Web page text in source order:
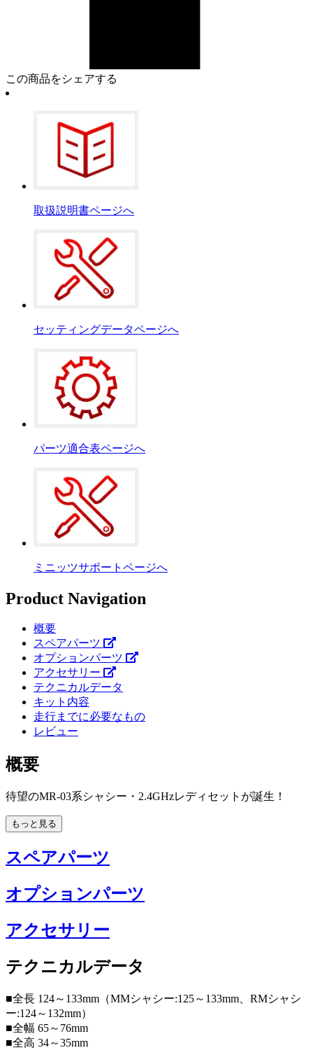
この商品をシェアする
取扱説明書ページへ
セッティングデータページへ
パーツ適合表ページへ
ミニッツサポートページへ
Product Navigation
概要
スペアパーツ
オプションパーツ
アクセサリー
テクニカルデータ
キット内容
走行までに必要なもの
レビュー
概要
待望のMR-03系シャシー・2.4GHzレディセットが誕生！
もっと見る
スペアパーツ
オプションパーツ
アクセサリー
テクニカルデータ
■全長 124～133mm（MMシャシー:125～133mm、RMシャシ
ー:124～132mm）
■全幅 65～76mm
■全高 34～35mm